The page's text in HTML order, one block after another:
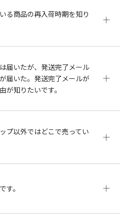
る商品の再入荷時期を知り
届いたが、発送完了メール
届いた。発送完了メールが
が知りたいです。
プ以外ではどこで売ってい
す。